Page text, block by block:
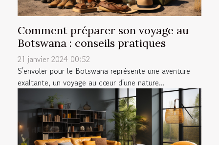
Comment préparer son voyage au
Botswana : conseils pratiques
21 janvier 2024 00:52
S'envoler pour le Botswana représente une aventure
exaltante, un voyage au cœur d'une nature...